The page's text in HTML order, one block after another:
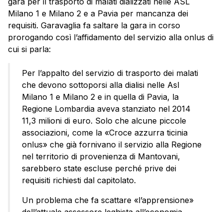
Milano 1 e Milano 2 e a Pavia per mancanza dei
requisiti. Garavaglia fa saltare la gara in corso
prorogando così l’affidamento del servizio alla onlus di
cui si parla:
Per l’appalto del servizio di trasporto dei malati
che devono sottoporsi alla dialisi nelle Asl
Milano 1 e Milano 2 e in quella di Pavia, la
Regione Lombardia aveva stanziato nel 2014
11,3 milioni di euro. Solo che alcune piccole
associazioni, come la «Croce azzurra ticinia
onlus» che già fornivano il servizio alla Regione
nel territorio di provenienza di Mantovani,
sarebbero state escluse perché prive dei
requisiti richiesti dal capitolato.
Un problema che fa scattare «l’apprensione»